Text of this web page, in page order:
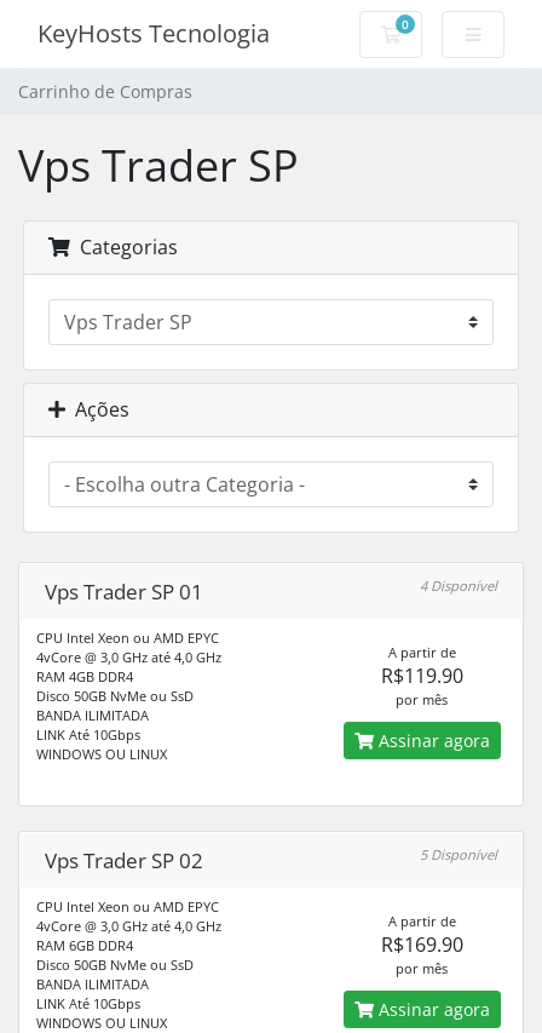
KeyHosts Tecnologia 0
Carrinho de
Carrinho de Compras
Vps Trader SP
Categorias
Ações
Vps Trader SP 01 4 Disponível
CPU Intel Xeon ou AMD EPYC
4vCore @ 3,0 GHz até 4,0 GHz
RAM 4GB DDR4
Disco 50GB NvMe ou SsD
BANDA ILIMITADA
LINK Até 10Gbps
WINDOWS OU LINUX
A partir de
R$119.90
por mês
Assinar agora
Vps Trader SP 02 5 Disponível
CPU Intel Xeon ou AMD EPYC
4vCore @ 3,0 GHz até 4,0 GHz
RAM 6GB DDR4
Disco 50GB NvMe ou SsD
BANDA ILIMITADA
LINK Até 10Gbps
WINDOWS OU LINUX
A partir de
R$169.90
por mês
Assinar agora